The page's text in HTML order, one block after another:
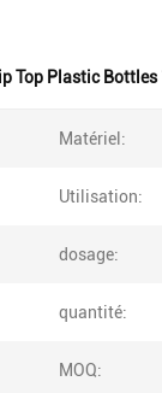
Top Plastic Bottles
Matériel:
Utilisation:
dosage:
quantité:
MOQ: